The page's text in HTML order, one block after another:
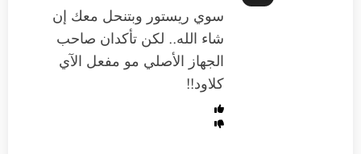
سوي ريستور وبتنحل معك إن
شاء الله.. لكن تأكدان صاحب
الجهاز الأصلي مو مفعل الآي
كلاود!!